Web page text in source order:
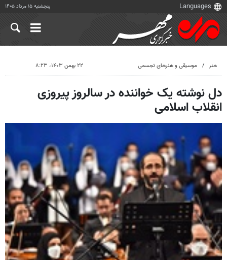
پنجشنبه ۱۵ مرداد ۱۴۰۵
هنر موسیقی و هنرهای تجسمی ۲۲ بهمن ۱۴۰۳، ۸:۲۳
دل نوشته یک خواننده در سالروز پیروزی
انقلاب اسلامی